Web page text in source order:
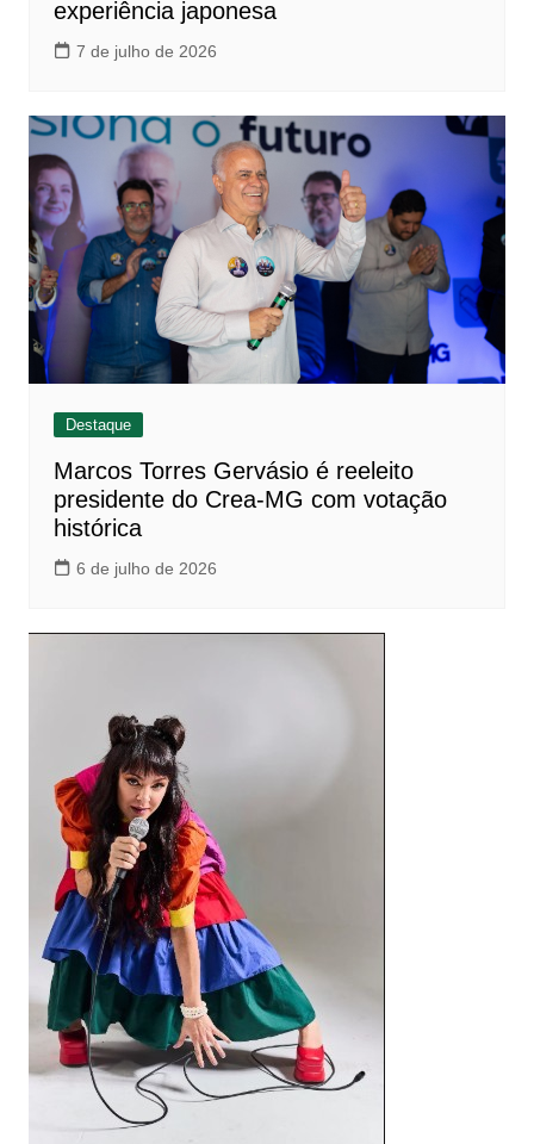
experiência japonesa
7 de julho de 2026
Destaque
Marcos Torres Gervásio é reeleito
presidente do Crea-MG com votação
histórica
6 de julho de 2026